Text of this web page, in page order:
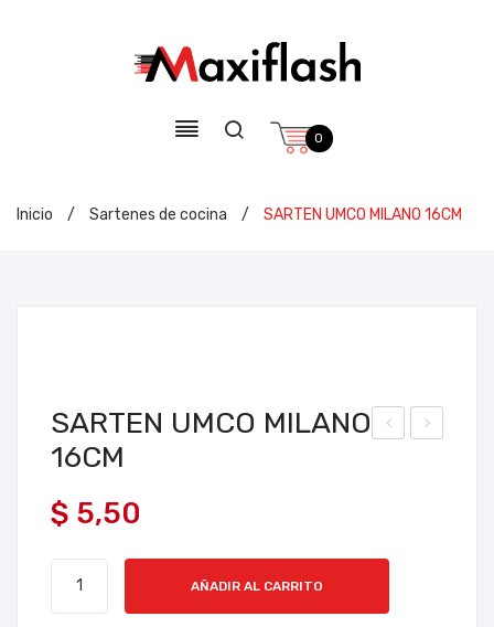
0
Inicio / Sartenes de cocina / SARTEN UMCO MILANO 16CM
EN
SARTEN UMCO MILANO
16CM
$ 5,50
AÑADIR AL CARRITO